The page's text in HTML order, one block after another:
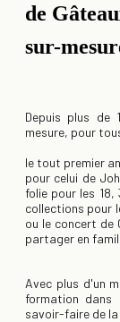
de
sur-
Depuis plus de
mesure, pour
le tout premier
pour celui de
folie pour les
collections pour
ou le concert de
partager en
Avec plus d'un
formation dans
savoir-faire de